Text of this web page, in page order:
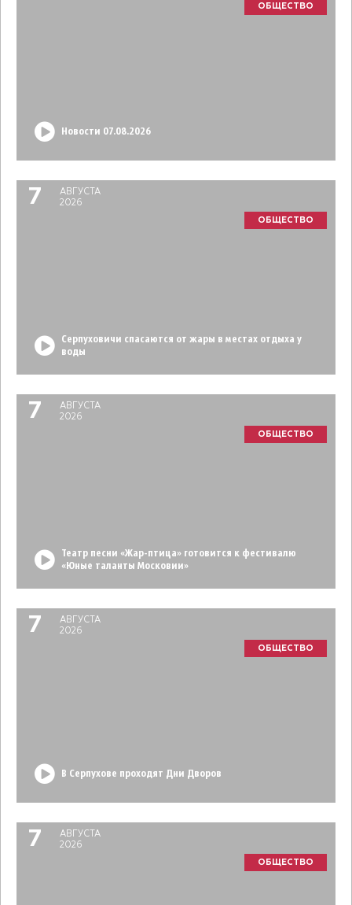
ОБЩЕСТВО
Новости 07.08.2026
7
АВГУСТА
2026
ОБЩЕСТВО
Серпуховичи спасаются от жары в местах отдыха у
воды
7
АВГУСТА
2026
ОБЩЕСТВО
Театр песни «Жар-птица» готовится к фестивалю
«Юные таланты Московии»
7
АВГУСТА
2026
ОБЩЕСТВО
В Серпухове проходят Дни Дворов
7
АВГУСТА
2026
ОБЩЕСТВО